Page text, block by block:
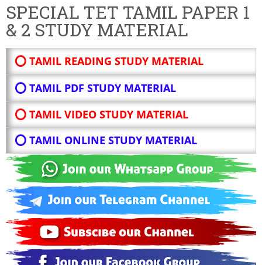
SPECIAL TET TAMIL PAPER 1
& 2 STUDY MATERIAL
⭕ TAMIL READING STUDY MATERIAL
⭕ TAMIL PDF STUDY MATERIAL
⭕ TAMIL VIDEO STUDY MATERIAL
⭕ TAMIL ONLINE STUDY MATERIAL